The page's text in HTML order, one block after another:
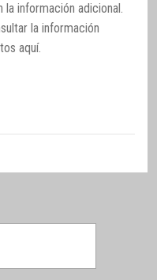
información adicional.
la información
aquí.